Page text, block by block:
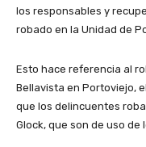
los responsables y
robado en la Unidad de
Esto hace referencia al
Bellavista en Portoviejo,
que los delincuentes
Glock, que son de uso de